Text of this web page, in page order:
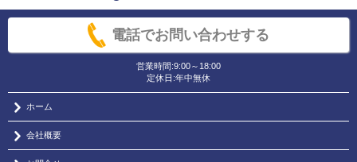
電話でお問い合わせする
営業時間:9:00～18:00
定休日:年中無休
ホーム
会社概要